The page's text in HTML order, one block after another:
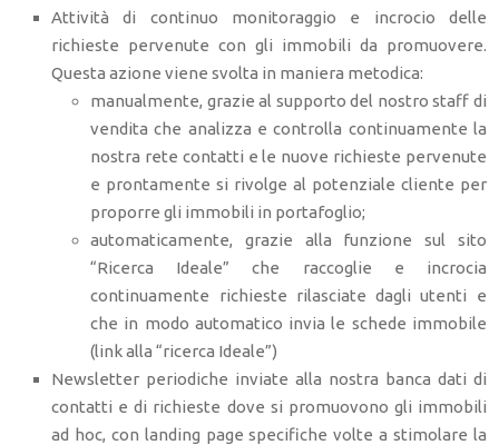
Attività di continuo monitoraggio e incrocio delle
richieste pervenute con gli immobili da promuovere.
Questa azione viene svolta in maniera metodica:
manualmente, grazie al supporto del nostro staff di
vendita che analizza e controlla continuamente la
nostra rete contatti e le nuove richieste pervenute
e prontamente si rivolge al potenziale cliente per
proporre gli immobili in portafoglio;
automaticamente, grazie alla funzione sul sito
“Ricerca Ideale” che raccoglie e incrocia
continuamente richieste rilasciate dagli utenti e
che in modo automatico invia le schede immobile
(link alla “ricerca Ideale”)
Newsletter periodiche inviate alla nostra banca dati di
contatti e di richieste dove si promuovono gli immobili
ad hoc, con landing page specifiche volte a stimolare la